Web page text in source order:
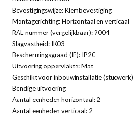
Bevestigingswijze: Klembevestiging
Montagerichting: Horizontaal en verticaal
RAL-nummer (vergelijkbaar): 9004
Slagvastheid: IK03
Beschermingsgraad (IP): IP20
Uitvoering oppervlakte: Mat
Geschikt voor inbouwinstallatie (stucwerk)
Bondige uitvoering
Aantal eenheden horizontaal: 2
Aantal eenheden verticaal: 2